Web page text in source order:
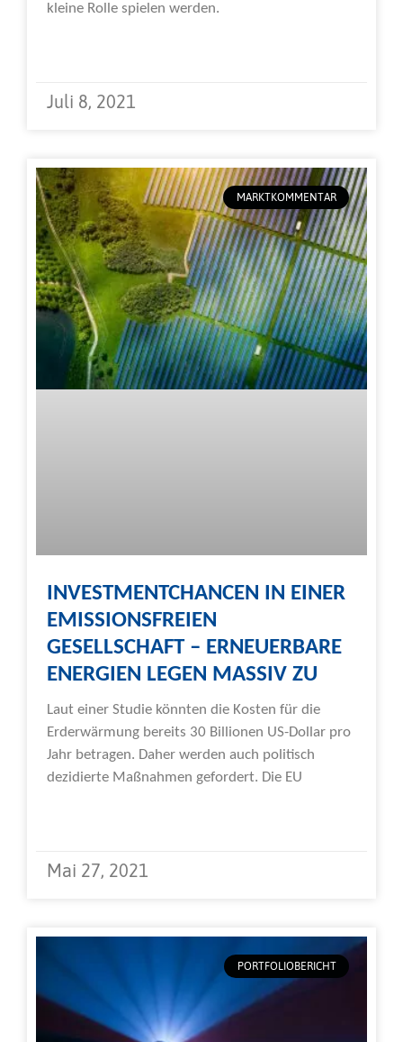
kleine Rolle spielen werden.
Juli 8, 2021
MARKTKOMMENTAR
INVESTMENTCHANCEN IN EINER
EMISSIONSFREIEN
GESELLSCHAFT – ERNEUERBARE
ENERGIEN LEGEN MASSIV ZU
Laut einer Studie könnten die Kosten für die
Erderwärmung bereits 30 Billionen US-Dollar pro
Jahr betragen. Daher werden auch politisch
dezidierte Maßnahmen gefordert. Die EU
Mai 27, 2021
PORTFOLIOBERICHT